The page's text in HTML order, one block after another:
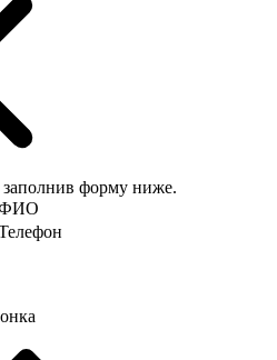
форму ниже.